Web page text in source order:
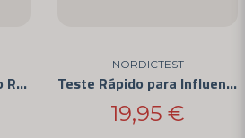
Teste de Autodetecção Rota- / Adenovírus
NORDICTEST
Teste Rápido para Influenza A+B
19,95 €